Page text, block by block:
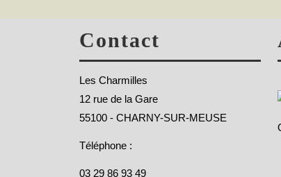
Contact
Les Charmilles
12 rue de la Gare
55100 - CHARNY-SUR-MEUSE
Téléphone :
03 29 86 93 49